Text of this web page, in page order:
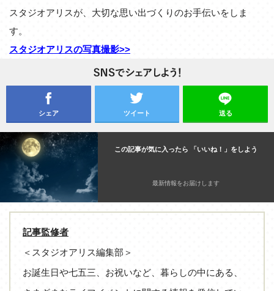
スタジオアリスが、大切な思い出づくりのお手伝いをしま
す。
スタジオアリスの写真撮影>>
シェア ツイート 送る
この記事が気に入ったら 「いいね！」をしよう
最新情報をお届けします
記事監修者
＜スタジオアリス編集部＞
お誕生日や七五三、お祝いなど、暮らしの中にある、